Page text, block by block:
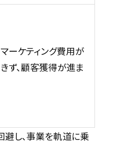
ーケティング費用が
ず、顧客獲得が進ま
避し、事業を軌道に乗